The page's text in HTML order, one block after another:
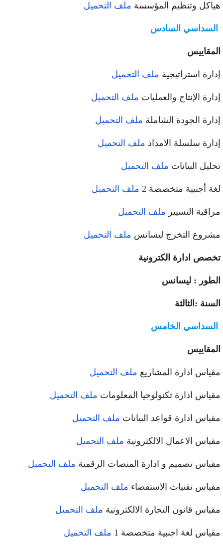
وتنظيم المؤسسةملف التحميل
السادس
استراتيجيةملف التحميل
الإنتاج والعملياتملف التحميل
الجودة الشاملةملف التحميل
سلسلة الامداد ملف التحميل
البياناتملف التحميل
أجنبية متخصصة 2 ملف التحميل
التسييرملف التحميل
التخرج ليسانسملف التحميل
ادارة الكترونية
: ليسانس
:الثالثة
الخامس
ادارة المشاريعملف التحميل
ادارة تكنولوجيا المعلوماتملف التحميل
ادارة قواعد البياناتملف التحميل
الاعمال الالكترونيةملف التحميل
تصميم و ادارة المنصات الرقميةملف التحميل
تقنيات الاستقصاءملف التحميل
قانون التجارة الالكترونيةملف التحميل
لغة اجنبية متخصصة 1 ملف التحميل